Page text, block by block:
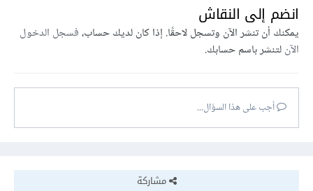
انضم إلى النقاش
يمكنك أن تنشر الآن وتسجل لاحقًا. إذا كان لديك حساب،فسجل الدخول
الآنلتنشر باسم حسابك.
أجب على هذا السؤال...
مشاركة